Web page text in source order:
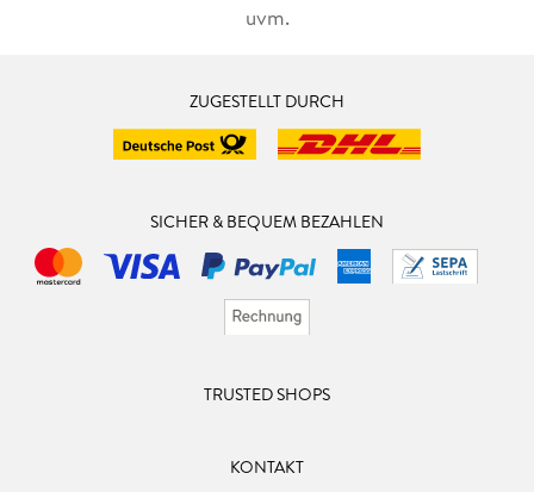
uvm.
ZUGESTELLT DURCH
SICHER & BEQUEM BEZAHLEN
TRUSTED SHOPS
KONTAKT